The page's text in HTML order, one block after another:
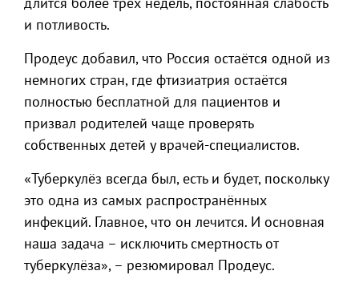
и потливость.
Продеус добавил, что Россия остаётся одной из
немногих стран, где фтизиатрия остаётся
полностью бесплатной для пациентов и
призвал родителей чаще проверять
собственных детей у врачей-специалистов.
«Туберкулёз всегда был, есть и будет, поскольку
это одна из самых распространённых
инфекций. Главное, что он лечится. И основная
наша задача – исключить смертность от
туберкулёза», – резюмировал Продеус.